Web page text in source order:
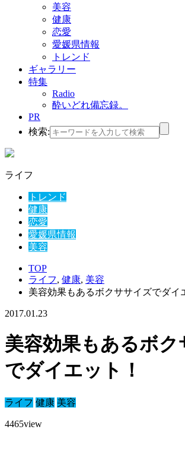
美容
健康
恋愛
愛媛県情報
トレンド
ギャラリー
特集
Radio
酔いどれ備忘録。
PR
検索:
ライフ
トレンド
健康
恋愛
愛媛県情報
美容
TOP
ライフ, 健康, 美容
美容効果もあるボクササイズでダイ
2017.01.23
美容効果もあるボク
でダイエット！
ライフ 健康 美容
4465view